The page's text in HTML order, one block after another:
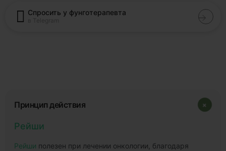
Спросить у фунготерапевта
Принцип действия +
Рейши
Рейши полезен при лечении онкологии, благодаря